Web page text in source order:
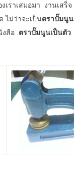
เราเสมอมา งานเสร็จ
ไม่ว่าจะเป็นตราปั๊มนูน
งสือ ตราปั๊มนูนเป็นตัว